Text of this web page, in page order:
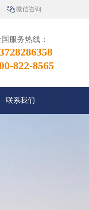
微信咨询
服务热线：
822-8565
联系我们